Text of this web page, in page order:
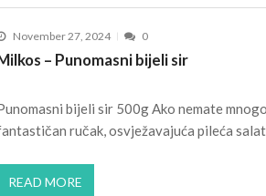
November 27, 2024 0
– Punomasni bijeli sir
bijeli sir 500g Ako nemate
ručak, osvježavajuća pileća
READ MORE